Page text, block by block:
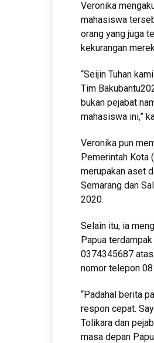
Veronika
mahasiswa
orang yang juga
kekurangan
“Seijin Tuhan
Tim
bukan pejabat
mahasiswa ini,”
Veronika pun
Pemerintah Kota
merupakan aset
Semarang dan
2020.
Selain itu, ia
Papua
0374345687
nomor telepon
“Padahal berita
respon cepat.
Tolikara dan
masa depan